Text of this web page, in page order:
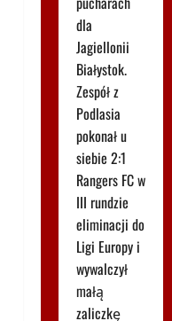
dla
Jagiellonii
Białystok.
Zespół z
Podlasia
pokonał u
siebie 2:1
Rangers FC w
III rundzie
eliminacji do
Ligi Europy i
wywalczył
małą
zaliczkę